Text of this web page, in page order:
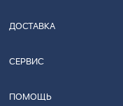
ДОСТАВКА
СЕРВИС
ПОМОЩЬ